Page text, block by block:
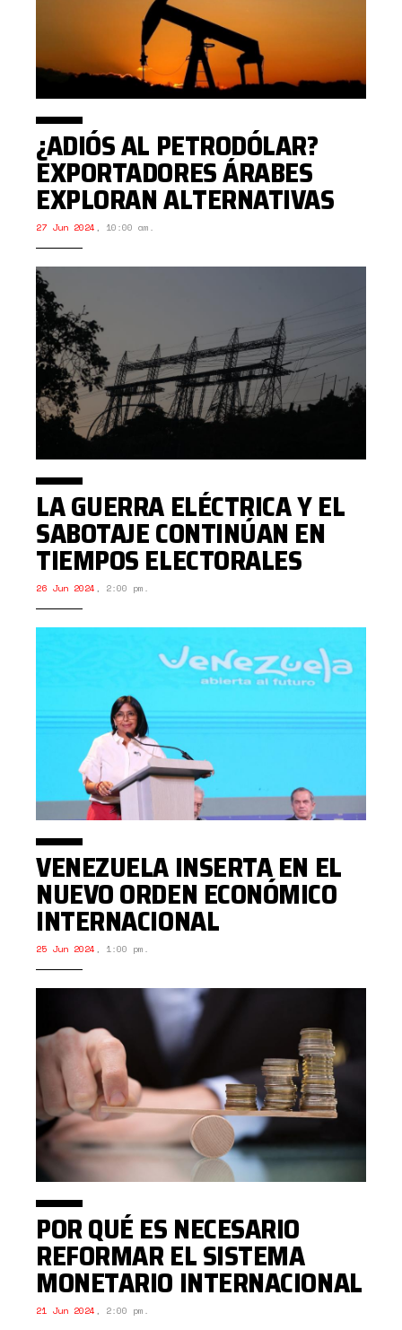
¿ADIÓS AL PETRODÓLAR?
EXPORTADORES ÁRABES
EXPLORAN ALTERNATIVAS
27 Jun 2024 , 10:00 am.
LA GUERRA ELÉCTRICA Y EL
SABOTAJE CONTINÚAN EN
TIEMPOS ELECTORALES
26 Jun 2024 , 2:00 pm.
VENEZUELA INSERTA EN EL
NUEVO ORDEN ECONÓMICO
INTERNACIONAL
25 Jun 2024 , 1:00 pm.
POR QUÉ ES NECESARIO
REFORMAR EL SISTEMA
MONETARIO INTERNACIONAL
21 Jun 2024 , 2:00 pm.